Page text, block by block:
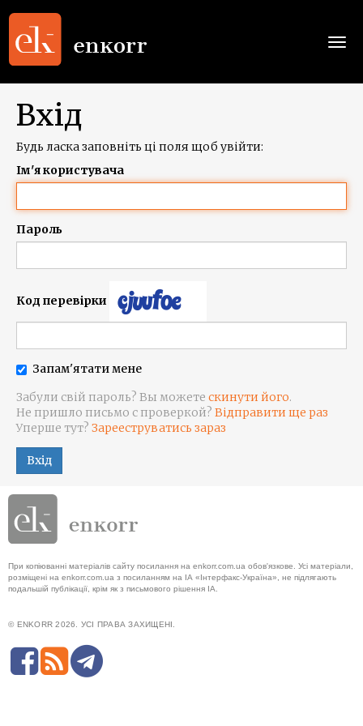
Вхід
Будь ласка заповніть ці поля щоб увійти:
Ім'я користувача
Пароль
Код перевірки
Запам'ятати мене
Забули свій пароль? Вы можете скинути його.
Не пришло письмо с проверкой? Відправити ще раз
Уперше тут? Зарееструватись зараз
Вхід
При копіюванні матеріалів сайту посилання на enkorr.com.ua обов'язкове. Усі матеріали,
розміщені на enkorr.com.ua з посиланням на ІА «Інтерфакс-Україна», не підлягають
подальшій публікації, крім як з письмового рішення ІА.
© ENKORR 2026. УСІ ПРАВА ЗАХИЩЕНІ.